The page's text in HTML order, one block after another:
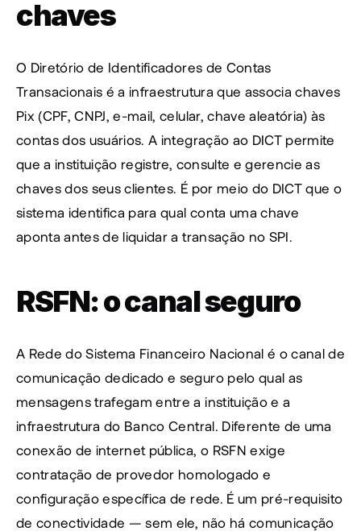
chaves
O Diretório de Identificadores de Contas
Transacionais é a infraestrutura que associa chaves
Pix (CPF, CNPJ, e-mail, celular, chave aleatória) às
contas dos usuários. A integração ao DICT permite
que a instituição registre, consulte e gerencie as
chaves dos seus clientes. É por meio do DICT que o
sistema identifica para qual conta uma chave
aponta antes de liquidar a transação no SPI.
RSFN: o canal seguro
A Rede do Sistema Financeiro Nacional é o canal de
comunicação dedicado e seguro pelo qual as
mensagens trafegam entre a instituição e a
infraestrutura do Banco Central. Diferente de uma
conexão de internet pública, o RSFN exige
contratação de provedor homologado e
configuração específica de rede. É um pré-requisito
de conectividade — sem ele, não há comunicação